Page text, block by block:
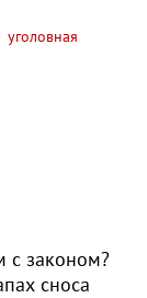
уголовная
с законом?
сноса